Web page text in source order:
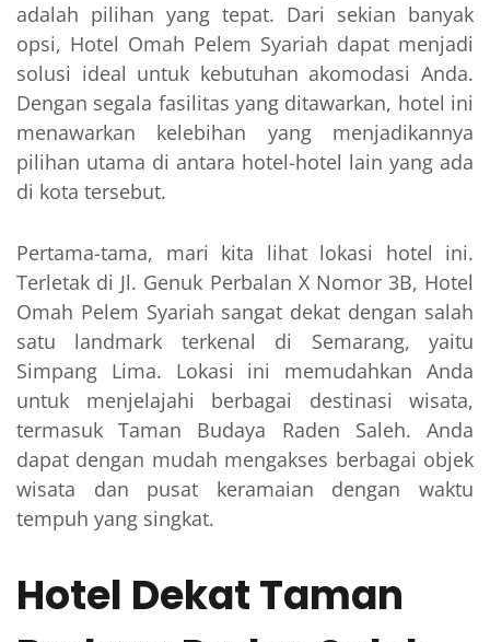
adalah pilihan yang tepat. Dari sekian banyak
opsi, Hotel Omah Pelem Syariah dapat menjadi
solusi ideal untuk kebutuhan akomodasi Anda.
Dengan segala fasilitas yang ditawarkan, hotel ini
menawarkan kelebihan yang menjadikannya
pilihan utama di antara hotel-hotel lain yang ada
di kota tersebut.
Pertama-tama, mari kita lihat lokasi hotel ini.
Terletak di Jl. Genuk Perbalan X Nomor 3B, Hotel
Omah Pelem Syariah sangat dekat dengan salah
satu landmark terkenal di Semarang, yaitu
Simpang Lima. Lokasi ini memudahkan Anda
untuk menjelajahi berbagai destinasi wisata,
termasuk Taman Budaya Raden Saleh. Anda
dapat dengan mudah mengakses berbagai objek
wisata dan pusat keramaian dengan waktu
tempuh yang singkat.
Hotel Dekat Taman